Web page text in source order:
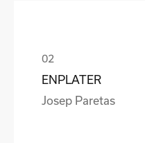
ENPLATER
Josep Paretas